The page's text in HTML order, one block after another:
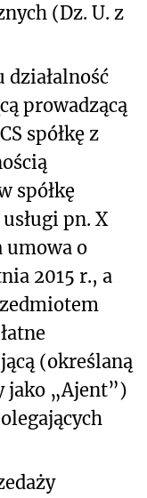
(Dz. U. z
działalność
prowadzącą
spółkę z
spółkę
pn. X
umowa o
2015 r., a
(określaną
jako „Ajent”)